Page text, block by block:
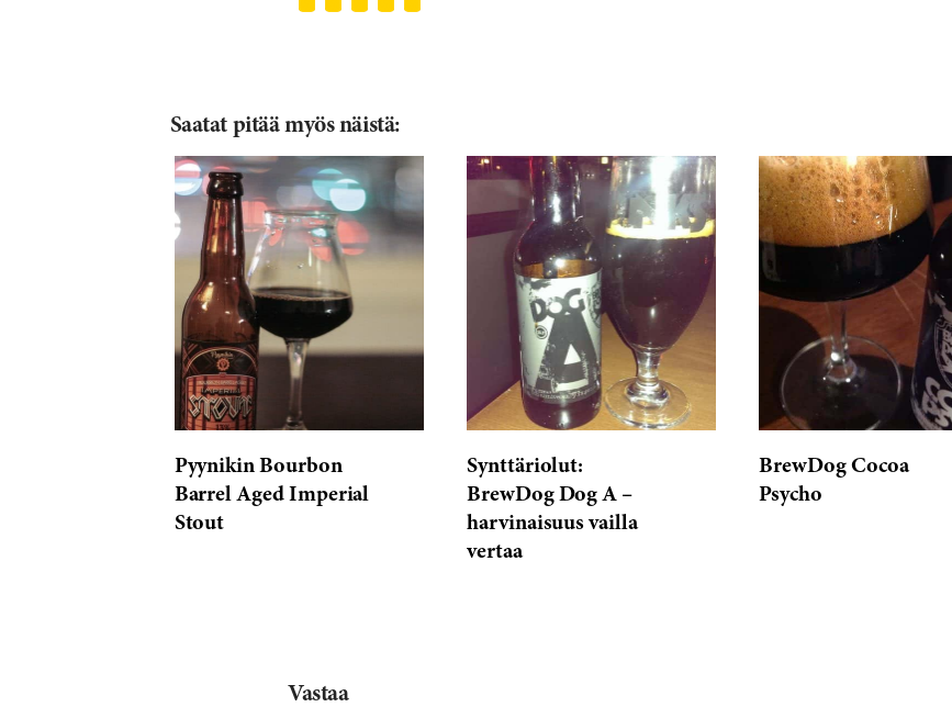
KBS
Stout)
Rated
5/5
based
on
793
reviews
Saatat pitää myös näistä:
Pyynikin Bourbon
Barrel Aged Imperial
Stout
Synttäriolut:
BrewDog Dog A –
harvinaisuus vailla
vertaa
BrewDog Cocoa
Psycho
Vastaa